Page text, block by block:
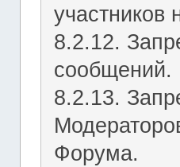
8.2.12.
сообщений.
8.2.13.
Форума.